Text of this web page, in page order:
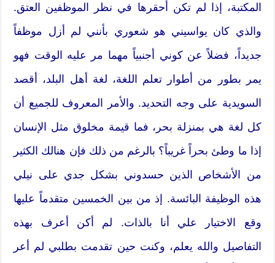
المكتبة، إذا لم تكن أحقرها في نظر الموظفين العتق.
والذي كان يواسيني هو شعوري بأنني لم أزل موظفاً
جديداً، فضلاً عن كوني أجنبياً مهما مر عليه الوقت فهو
يمر بطور من أطوار تعلم اللغة، لغة أهل البلد، أقصد
السويدية على وجه التحديد. والأمر المعروف للجميع أن
كل لغة هي بمنزلة بحر، فما قيمة مخلوق مثل الإنسان
إذا ما وطئ بحراً غريباً؟ بالرغم من ذلك فإن هنالك الكثير
من الأشخاص الذين حسدوني بشكل جدي على نيلي
هذه الوظيفة البائسة. إذ من بين الخمسين متقدماً عليها
وقع الاختيار علي أنا بالذات. لم أكن أعرف بهذه
التفاصيل والله يعلم، وكنت حين تقدمت بطلبي لم أعر